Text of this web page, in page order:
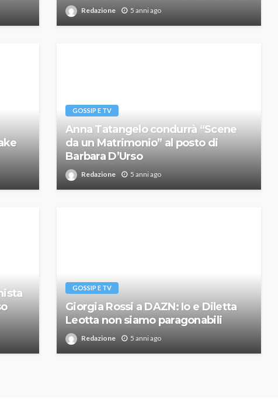
Redazione 5 anni ago
GOSSIP E TV
Anna Tatangelo condurrà “Scene
da un Matrimonio” al posto di
Barbara D’Urso
Redazione 5 anni ago
GOSSIP E TV
Giorgia Rossi a DAZN: Io e Diletta
Leotta non siamo paragonabili
Redazione 5 anni ago